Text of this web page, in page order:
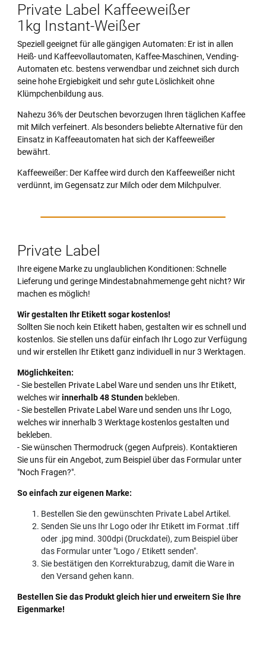
Private Label Kaffeeweißer
1kg Instant-Weißer
Speziell geeignet für alle gängigen Automaten: Er ist in allen
Heiß- und Kaffeevollautomaten, Kaffee-Maschinen, Vending-
Automaten etc. bestens verwendbar und zeichnet sich durch
seine hohe Ergiebigkeit und sehr gute Löslichkeit ohne
Klümpchenbildung aus.
Nahezu 36% der Deutschen bevorzugen Ihren täglichen Kaffee
mit Milch verfeinert. Als besonders beliebte Alternative für den
Einsatz in Kaffeeautomaten hat sich der Kaffeeweißer
bewährt.
Kaffeeweißer: Der Kaffee wird durch den Kaffeeweißer nicht
verdünnt, im Gegensatz zur Milch oder dem Milchpulver.
Private Label
Ihre eigene Marke zu unglaublichen Konditionen: Schnelle
Lieferung und geringe Mindestabnahmemenge geht nicht? Wir
machen es möglich!
Wir gestalten Ihr Etikett sogar kostenlos!
Sollten Sie noch kein Etikett haben, gestalten wir es schnell und
kostenlos. Sie stellen uns dafür einfach Ihr Logo zur Verfügung
und wir erstellen Ihr Etikett ganz individuell in nur 3 Werktagen.
Möglichkeiten:
- Sie bestellen Private Label Ware und senden uns Ihr Etikett,
welches wirinnerhalb 48 Stunden bekleben.
- Sie bestellen Private Label Ware und senden uns Ihr Logo,
welches wir innerhalb 3 Werktage kostenlos gestalten und
bekleben.
- Sie wünschen Thermodruck (gegen Aufpreis). Kontaktieren
Sie uns für ein Angebot, zum Beispiel über das Formular unter
"Noch Fragen?".
So einfach zur eigenen Marke:
Bestellen Sie den gewünschten Private Label Artikel.
Senden Sie uns Ihr Logo oder Ihr Etikett im Format .tiff
oder .jpg mind. 300dpi (Druckdatei), zum Beispiel über
das Formular unter "Logo / Etikett senden".
Sie bestätigen den Korrekturabzug, damit die Ware in
den Versand gehen kann.
Bestellen Sie das Produkt gleich hier und erweitern Sie Ihre
Eigenmarke!